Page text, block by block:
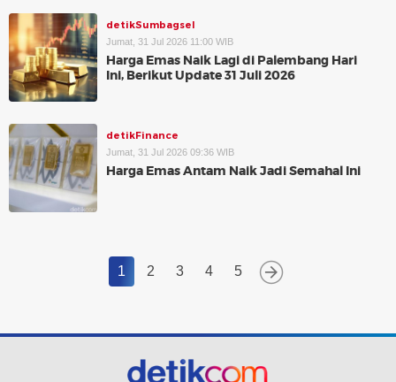
detikSumbagsel
Jumat, 31 Jul 2026 11:00 WIB
Harga Emas Naik Lagi di Palembang Hari
Ini, Berikut Update 31 Juli 2026
detikFinance
Jumat, 31 Jul 2026 09:36 WIB
Harga Emas Antam Naik Jadi Semahal Ini
1 2 3 4 5